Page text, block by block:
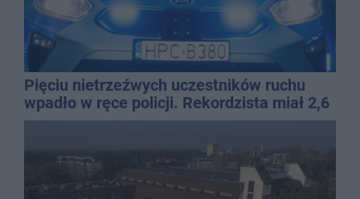
Pięciu nietrzeźwych uczestników ruchu
wpadło w ręce policji. Rekordzista miał 2,6
promila